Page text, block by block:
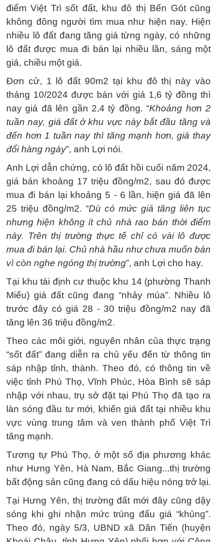
điểm Việt Trì sốt đất, khu đô thị Bến Gót cũng
không đông người tìm mua như hiện nay. Hiện
nhiều lô đất đang tăng giá từng ngày, có những
lô đất được mua đi bán lại nhiều lần, sáng một
giá, chiều một giá.
Đơn cử, 1 lô đất 90m2 tại khu đô thị này vào
tháng 10/2024 được bán với giá 1,6 tỷ đồng thì
nay giá đã lên gần 2,4 tỷ đồng. “Khoảng hơn 2
tuần nay, giá đất ở khu vực này bắt đầu tăng và
đến hơn 1 tuần nay thì tăng mạnh hơn, giá thay
đổi hàng ngày”, anh Lợi nói.
Anh Lợi dẫn chứng, có lô đất hồi cuối năm 2024,
giá bán khoảng 17 triệu đồng/m2, sau đó được
mua đi bán lại khoảng 5 - 6 lần, hiện giá đã lên
25 triệu đồng/m2. “Dù có mức giá tăng liên tục
nhưng hiện không ít chủ nhà rao bán thời điểm
này. Trên thị trường thực tế chỉ có vài lô được
mua đi bán lại. Chủ nhà hầu như chưa muốn bán
vì còn nghe ngóng thị trường”, anh Lợi cho hay.
Tại khu tái định cư thuộc khu 14 (phường Thanh
Miếu) giá đất cũng đang “nhảy múa”. Nhiều lô
trước đây có giá 28 - 30 triệu đồng/m2 nay đã
tăng lên 36 triệu đồng/m2.
Theo các môi giới, nguyên nhân của thực trạng
“sốt đất” đang diễn ra chủ yếu đến từ thông tin
sáp nhập tỉnh, thành. Theo đó, có thông tin về
việc tỉnh Phú Thọ, Vĩnh Phúc, Hòa Bình sẽ sáp
nhập với nhau, trụ sở đặt tại Phú Thọ đã tạo ra
làn sóng đầu tư mới, khiến giá đất tại nhiều khu
vực vùng trung tâm và ven thành phố Việt Trì
tăng mạnh.
Tương tự Phú Thọ, ở một số địa phương khác
như Hưng Yên, Hà Nam, Bắc Giang...thị trường
bất động sản cũng đang có dấu hiệu nóng trở lại.
Tại Hưng Yên, thị trường đất mới đây cũng dậy
sóng khi ghi nhận mức trúng đấu giá “khủng”.
Theo đó, ngày 5/3, UBND xã Dân Tiến (huyện